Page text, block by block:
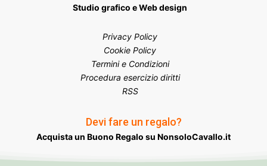
Studio grafico e Web design
Privacy Policy
Cookie Policy
Termini e Condizioni
Procedura esercizio diritti
RSS
Devi fare un regalo?
Acquista un Buono Regalo su NonsoloCavallo.it